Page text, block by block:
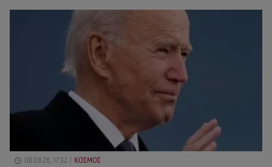
08.08.26, 17:32 ΚΟΣΜΟΣ